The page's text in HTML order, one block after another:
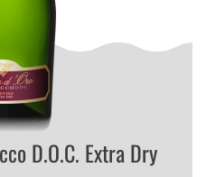
D.O.C. Extra Dry